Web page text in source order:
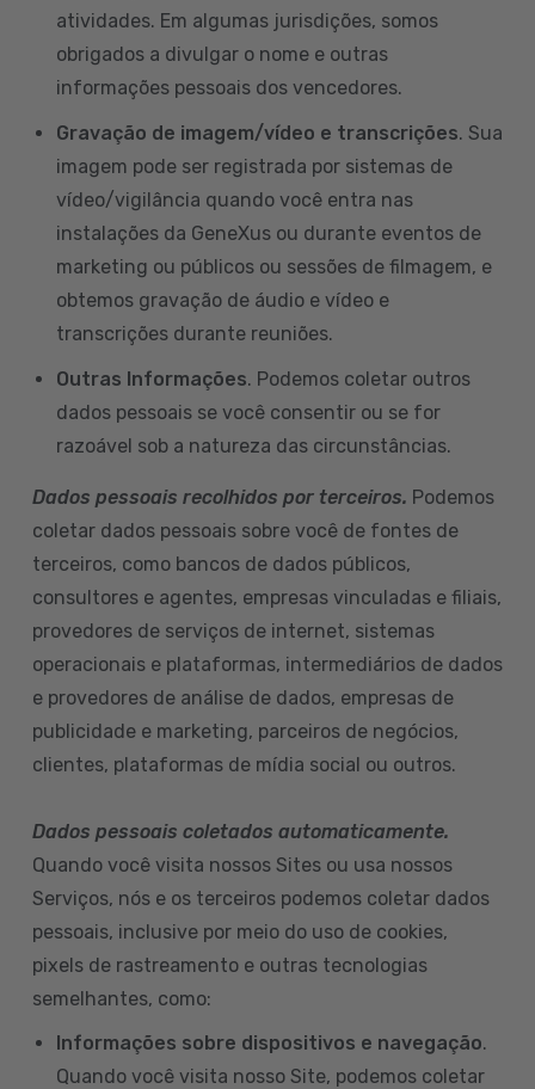
atividades. Em algumas jurisdições, somos
obrigados a divulgar o nome e outras
informações pessoais dos vencedores.
Gravação de imagem/vídeo e transcrições. Sua
imagem pode ser registrada por sistemas de
vídeo/vigilância quando você entra nas
instalações da GeneXus ou durante eventos de
marketing ou públicos ou sessões de filmagem, e
obtemos gravação de áudio e vídeo e
transcrições durante reuniões.
Outras Informações. Podemos coletar outros
dados pessoais se você consentir ou se for
razoável sob a natureza das circunstâncias.
Dados pessoais recolhidos por terceiros. Podemos
coletar dados pessoais sobre você de fontes de
terceiros, como bancos de dados públicos,
consultores e agentes, empresas vinculadas e filiais,
provedores de serviços de internet, sistemas
operacionais e plataformas, intermediários de dados
e provedores de análise de dados, empresas de
publicidade e marketing, parceiros de negócios,
clientes, plataformas de mídia social ou outros.
Dados pessoais coletados automaticamente.
Quando você visita nossos Sites ou usa nossos
Serviços, nós e os terceiros podemos coletar dados
pessoais, inclusive por meio do uso de cookies,
pixels de rastreamento e outras tecnologias
semelhantes, como:
Informações sobre dispositivos e navegação.
Quando você visita nosso Site, podemos coletar